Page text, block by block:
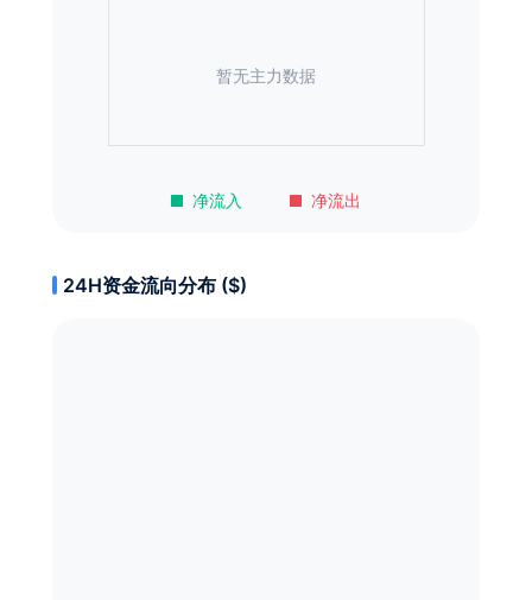
净流入 净流出
暂无主力数据
24H资金流向分布 ($)